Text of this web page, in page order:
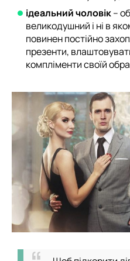
ідеальний чоловік–
великодушний і ні в
повинен постійно
презенти,
компліменти своїй